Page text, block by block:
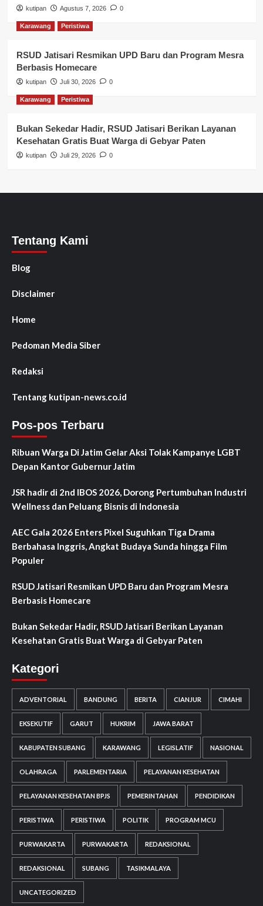
kutipan Agustus 7, 2026 0
Karawang Peristiwa
RSUD Jatisari Resmikan UPD Baru dan Program Mesra
Berbasis Homecare
kutipan Juli 30, 2026 0
Karawang Peristiwa
Bukan Sekedar Hadir, RSUD Jatisari Berikan Layanan
Kesehatan Gratis Buat Warga di Gebyar Paten
kutipan Juli 29, 2026 0
Tentang Kami
Blog
Disclaimer
Home
Pedoman Media Siber
Redaksi
Tentang kutipan-news.co.id
Pos-pos Terbaru
Ribuan Warga Di Jatim Gelar Aksi Tolak Kampanye LGBT
Depan Kantor Gubernur Jatim
JSR hadir di 2nd IBOS 2026, Dorong Pertumbuhan Industri
Wellness dan Peluang Bisnis di Indonesia
AEC Gala 2026 Enters Pixel Suguhkan Tiga Drama
Berbahasa Inggris, Angkat Budaya Sunda hingga Film
Populer
RSUD Jatisari Resmikan UPD Baru dan Program Mesra
Berbasis Homecare
Bukan Sekedar Hadir, RSUD Jatisari Berikan Layanan
Kesehatan Gratis Buat Warga di Gebyar Paten
Kategori
ADVENTORIAL BANDUNG BERITA CIANJUR CIMAHI
EKSEKUTIF GARUT HUKRIM JAWA BARAT
KABUPATEN SUBANG KARAWANG LEGISLATIF NASIONAL
OLAHRAGA PARLEMENTARIA PELAYANAN KESEHATAN
PELAYANAN KESEHATAN BPJS PEMERINTAHAN PENDIDIKAN
PERISTIWA PERISTIWA POLITIK PROGRAM MCU
PURWAKARTA PURWAKARTA REDAKSIONAL
REDAKSIONAL SUBANG TASIKMALAYA
UNCATEGORIZED